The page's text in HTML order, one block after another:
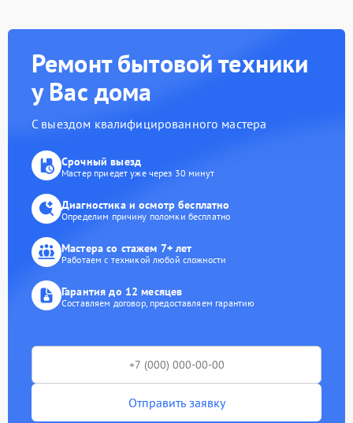
Ремонт бытовой техники
у Вас дома
С выездом квалифицированного мастера
Срочный выезд
Мастер приедет уже через 30 минут
Диагностика и осмотр бесплатно
Определим причину поломки бесплатно
Мастера со стажем 7+ лет
Работаем с техникой любой сложности
Гарантия до 12 месяцев
Составляем договор, предоставляем гарантию
Отправить заявку